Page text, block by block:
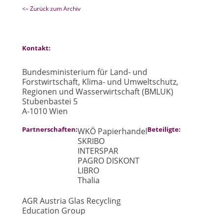
<– Zurück zum Archiv
Kontakt:
Bundesministerium für Land- und
Forstwirtschaft, Klima- und Umweltschutz,
Regionen und Wasserwirtschaft (BMLUK)
Stubenbastei 5
A-1010 Wien
Partnerschaften:WKÖ Papierhandel
SKRIBO
INTERSPAR
PAGRO DISKONT
LIBRO
Thalia
Beteiligte:
AGR Austria Glas Recycling
Education Group